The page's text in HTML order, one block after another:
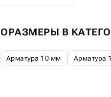
В
Арматура 10 мм Арматура